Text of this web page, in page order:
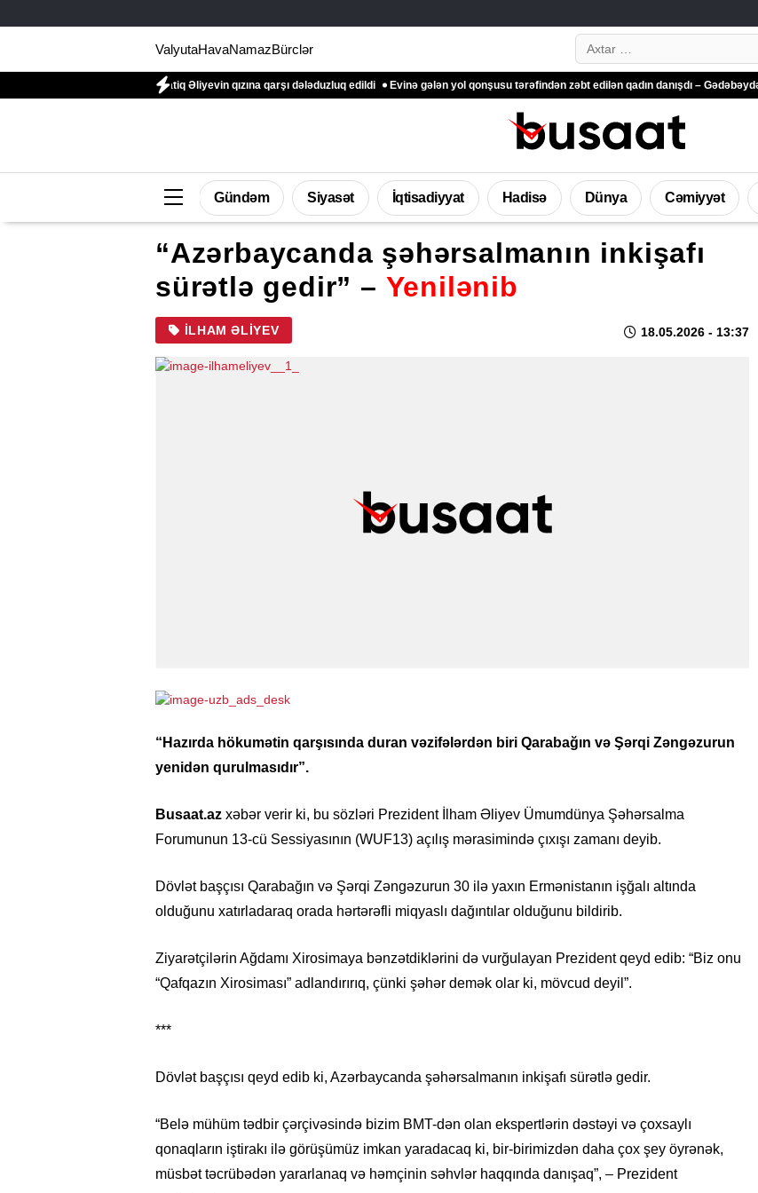
ValyutaHavaNamazBürclər Search…
General-mayor Natiq Əliyevin qızına qarşı dələduzluq edildi Evinə gələn yol qonşusu tərəfindən zəbt edilən qadın danışdı – Gədəbəydən ŞİKAYƏT
Gündəm Siyasət İqtisadiyyat Hadisə Dünya Cəmiyyət
“Azərbaycanda şəhərsalmanın inkişafı
sürətlə gedir” – Yenilənib
İLHAM ƏLIYEV 18.05.2026 - 13:37
“Hazırda hökumətin qarşısında duran vəzifələrdən biri Qarabağın və Şərqi Zəngəzurun
yenidən qurulmasıdır”.
Busaat.az xəbər verir ki, bu sözləri Prezident İlham Əliyev Ümumdünya Şəhərsalma
Forumunun 13-cü Sessiyasının (WUF13) açılış mərasimində çıxışı zamanı deyib.
Dövlət başçısı Qarabağın və Şərqi Zəngəzurun 30 ilə yaxın Ermənistanın işğalı altında
olduğunu xatırladaraq orada hərtərəfli miqyaslı dağıntılar olduğunu bildirib.
Ziyarətçilərin Ağdamı Xirosimaya bənzətdiklərini də vurğulayan Prezident qeyd edib: “Biz onu
“Qafqazın Xirosiması” adlandırırıq, çünki şəhər demək olar ki, mövcud deyil”.
***
Dövlət başçısı qeyd edib ki, Azərbaycanda şəhərsalmanın inkişafı sürətlə gedir.
“Belə mühüm tədbir çərçivəsində bizim BMT-dən olan ekspertlərin dəstəyi və çoxsaylı
qonaqların iştirakı ilə görüşümüz imkan yaradacaq ki, bir-birimizdən daha çox şey öyrənək,
müsbət təcrübədən yararlanaq və həmçinin səhvlər haqqında danışaq”, – Prezident